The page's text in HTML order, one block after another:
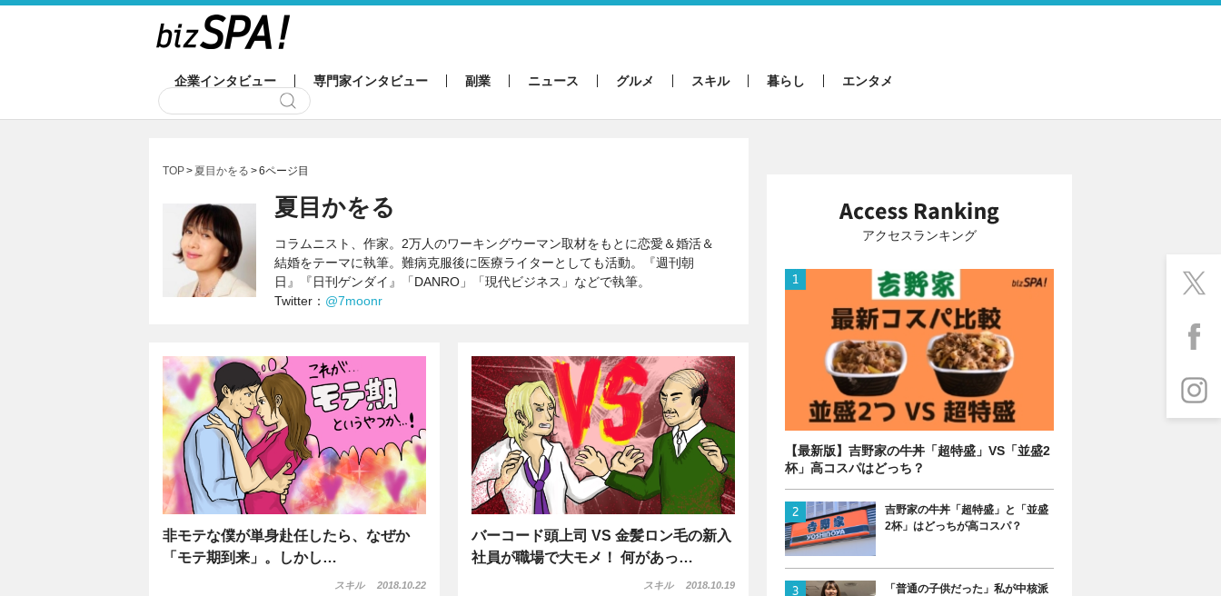
企業インタビュー 専門家インタビュー 副業 ニュース グルメ スキル 暮らし エンタメ
TOP 夏目かをる 6ページ目
夏目かをる
コラムニスト、作家。2万人のワーキングウーマン取材をもとに恋愛＆婚活＆
結婚をテーマに執筆。難病克服後に医療ライターとしても活動。『週刊朝
日』『日刊ゲンダイ』「DANRO」「現代ビジネス」などで執筆。
Twitter： @7moonr
非モテな僕が単身赴任したら、なぜか
「モテ期到来」。しかし…
スキル 2018.10.22
バーコード頭上司 VS 金髪ロン毛の新入
社員が職場で大モメ！ 何があっ…
スキル 2018.10.19
アクセスランキング
【最新版】吉野家の牛丼「超特盛」VS「並盛2
杯」高コスパはどっち？
吉野家の牛丼「超特盛」と「並盛
2杯」はどっちが高コスパ？
「普通の子供だった」私が中核派